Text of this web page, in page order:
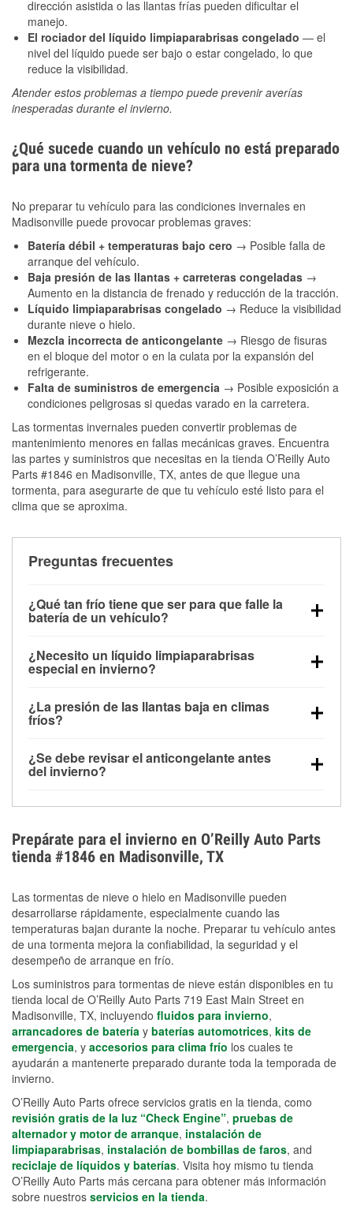
dirección asistida o las llantas frías pueden dificultar el
manejo.
El rociador del líquido limpiaparabrisas congelado — el
nivel del líquido puede ser bajo o estar congelado, lo que
reduce la visibilidad.
Atender estos problemas a tiempo puede prevenir averías
inesperadas durante el invierno.
¿Qué sucede cuando un vehículo no está preparado
para una tormenta de nieve?
No preparar tu vehículo para las condiciones invernales en
Madisonville puede provocar problemas graves:
Batería débil + temperaturas bajo cero → Posible falla de
arranque del vehículo.
Baja presión de las llantas + carreteras congeladas →
Aumento en la distancia de frenado y reducción de la tracción.
Líquido limpiaparabrisas congelado → Reduce la visibilidad
durante nieve o hielo.
Mezcla incorrecta de anticongelante → Riesgo de fisuras
en el bloque del motor o en la culata por la expansión del
refrigerante.
Falta de suministros de emergencia → Posible exposición a
condiciones peligrosas si quedas varado en la carretera.
Las tormentas invernales pueden convertir problemas de
mantenimiento menores en fallas mecánicas graves. Encuentra
las partes y suministros que necesitas en la tienda O’Reilly Auto
Parts #1846 en Madisonville, TX, antes de que llegue una
tormenta, para asegurarte de que tu vehículo esté listo para el
clima que se aproxima.
Preguntas frecuentes
¿Qué tan frío tiene que ser para que falle la
batería de un vehículo?
debajo de los 32 °F y puede perder hasta la mitad de
su potencia de arranque cerca de los 0 °F, lo que
arranque.
¿Necesito un líquido limpiaparabrisas
especial en invierno?
la congelación y ayuda a disolver la sal y la nieve
derretida en la carretera para mejorar la visibilidad.
¿La presión de las llantas baja en climas
fríos?
alrededor de 1 PSI por cada 10 °F que baja la
temperatura. Puedes obtener más información sobre
¿Se debe revisar el anticongelante antes
del invierno?
el sobrecalentamiento en condiciones de frío
extremo. Aprende cómo comprobar la protección
anticongelante en nuestra sección How-To.
Prepárate para el invierno en O’Reilly Auto Parts
tienda #1846 en Madisonville, TX
Las tormentas de nieve o hielo en Madisonville pueden
desarrollarse rápidamente, especialmente cuando las
temperaturas bajan durante la noche. Preparar tu vehículo antes
de una tormenta mejora la confiabilidad, la seguridad y el
desempeño de arranque en frío.
Los suministros para tormentas de nieve están disponibles en tu
tienda local de O’Reilly Auto Parts 719 East Main Street en
Madisonville, TX, incluyendo fluidos para invierno,
arrancadores de batería y baterías automotrices, kits de
emergencia, y accesorios para clima frío los cuales te
ayudarán a mantenerte preparado durante toda la temporada de
invierno.
O’Reilly Auto Parts ofrece servicios gratis en la tienda, como
revisión gratis de la luz “Check Engine”, pruebas de
alternador y motor de arranque, instalación de
limpiaparabrisas, instalación de bombillas de faros, and
reciclaje de líquidos y baterías. Visita hoy mismo tu tienda
O’Reilly Auto Parts más cercana para obtener más información
sobre nuestros servicios en la tienda.